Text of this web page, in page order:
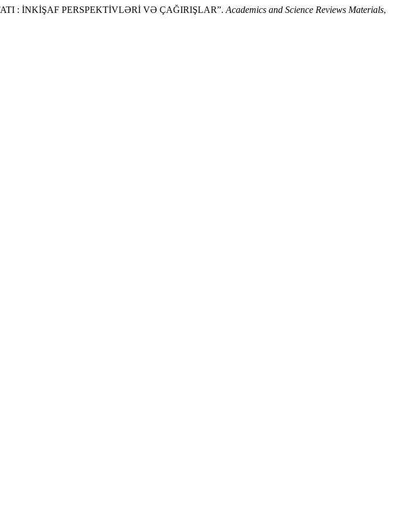
: İNKİŞAF PERSPEKTİVLƏRİ VƏ ÇAĞIRIŞLAR”. Academics and Science Reviews Materials,